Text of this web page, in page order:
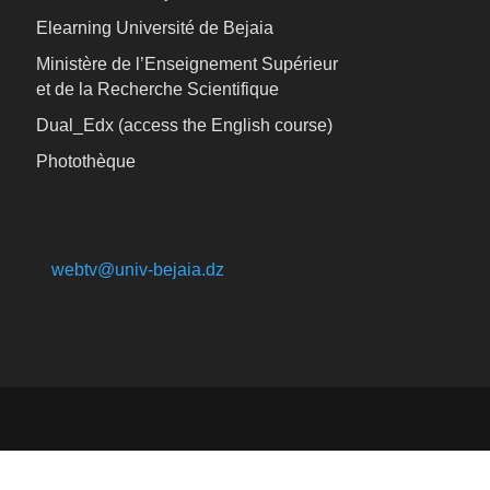
Elearning Université de Bejaia
Ministère de l’Enseignement Supérieur
et de la Recherche Scientifique
Dual_Edx (access the English course)
Photothèque
webtv@univ-bejaia.dz